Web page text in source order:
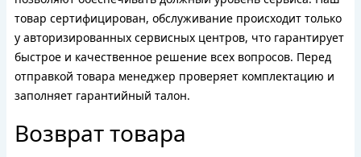
товар сертифицирован, обслуживание происходит только
у авторизированных сервисных центров, что гарантирует
быстрое и качественное решение всех вопросов. Перед
отправкой товара менеджер проверяет комплектацию и
заполняет гарантийный талон.
Возврат товара